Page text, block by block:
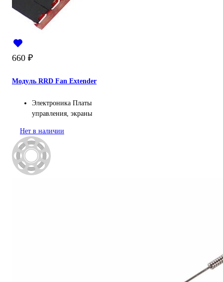
660 ₽
Модуль RRD Fan Extender
Электроника Платы
управления, экраны
Нет в наличии